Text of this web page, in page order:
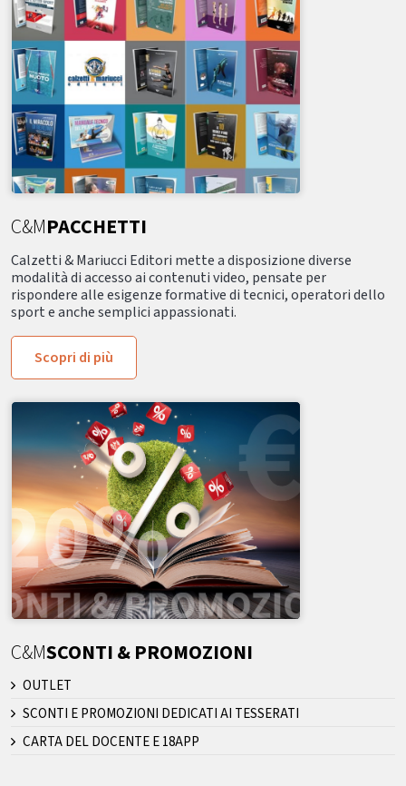
C&MPACCHETTI
Calzetti & Mariucci Editori mette a disposizione diverse
modalità di accesso ai contenuti video, pensate per
rispondere alle esigenze formative di tecnici, operatori dello
sport e anche semplici appassionati.
Scopri di più
C&MSCONTI & PROMOZIONI
OUTLET
SCONTI E PROMOZIONI DEDICATI AI TESSERATI
CARTA DEL DOCENTE E 18APP